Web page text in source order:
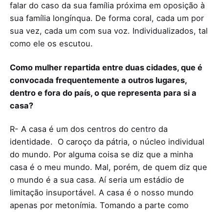
falar do caso da sua família próxima em oposição à
sua família longínqua. De forma coral, cada um por
sua vez, cada um com sua voz. Individualizados, tal
como ele os escutou.
Como mulher repartida entre duas cidades, que é
convocada frequentemente a outros lugares,
dentro e fora do país, o que representa para si a
casa?
R- A casa é um dos centros do centro da
identidade. O caroço da pátria, o núcleo individual
do mundo. Por alguma coisa se diz que a minha
casa é o meu mundo. Mal, porém, de quem diz que
o mundo é a sua casa. Aí seria um estádio de
limitação insuportável. A casa é o nosso mundo
apenas por metonímia. Tomando a parte como